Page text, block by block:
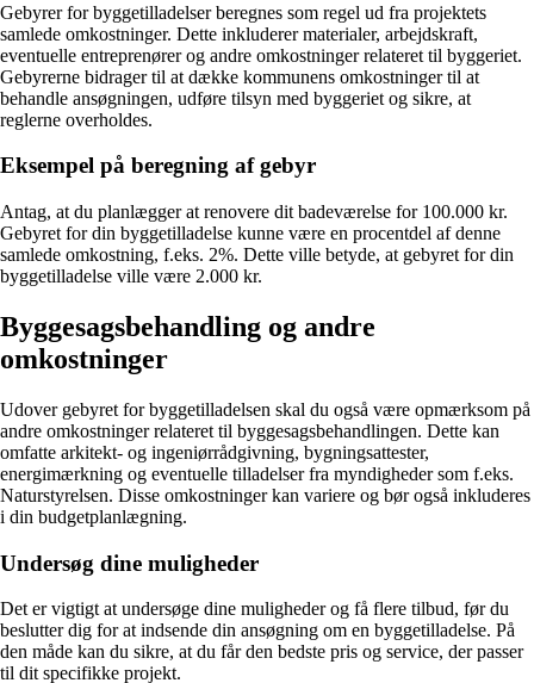
Gebyrer for byggetilladelser beregnes som regel ud fra projektets
samlede omkostninger. Dette inkluderer materialer, arbejdskraft,
eventuelle entreprenører og andre omkostninger relateret til byggeriet.
Gebyrerne bidrager til at dække kommunens omkostninger til at
behandle ansøgningen, udføre tilsyn med byggeriet og sikre, at
reglerne overholdes.
Eksempel på beregning af gebyr
Antag, at du planlægger at renovere dit badeværelse for 100.000 kr.
Gebyret for din byggetilladelse kunne være en procentdel af denne
samlede omkostning, f.eks. 2%. Dette ville betyde, at gebyret for din
byggetilladelse ville være 2.000 kr.
Byggesagsbehandling og andre
omkostninger
Udover gebyret for byggetilladelsen skal du også være opmærksom på
andre omkostninger relateret til byggesagsbehandlingen. Dette kan
omfatte arkitekt- og ingeniørrådgivning, bygningsattester,
energimærkning og eventuelle tilladelser fra myndigheder som f.eks.
Naturstyrelsen. Disse omkostninger kan variere og bør også inkluderes
i din budgetplanlægning.
Undersøg dine muligheder
Det er vigtigt at undersøge dine muligheder og få flere tilbud, før du
beslutter dig for at indsende din ansøgning om en byggetilladelse. På
den måde kan du sikre, at du får den bedste pris og service, der passer
til dit specifikke projekt.